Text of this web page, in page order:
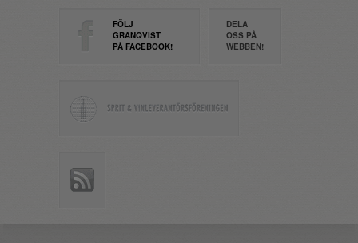
FÖLJ
GRANQVIST
PÅ FACEBOOK!
DELA
OSS PÅ
WEBBEN!